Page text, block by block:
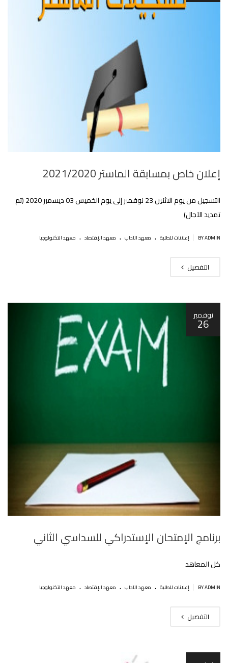
إعلان خاص بمسابقة الماستر 2021/2020
التسجيل من يوم الاثنين 23 نوفمبر إلى يوم الخميس 03 ديسمبر 2020 (تم
تمديد الآجال)
BY ADMIN إعلانات للطلبة . معهد الآداب . معهد الإقتصاد . معهد التكنولوجيا
التفصيل
نوفمبر
26
برنامج اﻹمتحان اﻹستدراكي للسداسي الثاني
كل المعاهد
BY ADMIN إعلانات للطلبة . معهد الآداب . معهد الإقتصاد . معهد التكنولوجيا
التفصيل